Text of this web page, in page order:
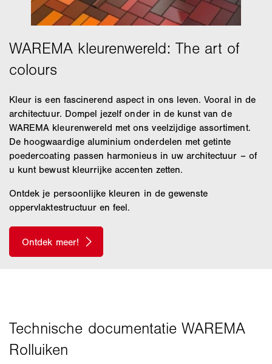
Kleur is een fascinerend aspect in ons leven. Vooral in de
architectuur. Dompel jezelf onder in de kunst van de
WAREMA kleurenwereld met ons veelzijdige assortiment.
De hoogwaardige aluminium onderdelen met getinte
poedercoating passen harmonieus in uw architectuur – of
u kunt bewust kleurrijke accenten zetten.
Ontdek je persoonlijke kleuren in de gewenste
oppervlaktestructuur en feel.